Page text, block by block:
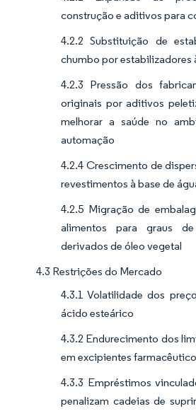
construção e aditivos para
4.2.2 Substituição de
chumbo por estabilizadores
4.2.3 Pressão dos
originais por aditivos
melhorar a saúde no
automação
4.2.4 Crescimento de
revestimentos à base de
4.2.5 Migração de
alimentos para graus
derivados de óleo vegetal
4.3 Restrições do Mercado
4.3.1 Volatilidade dos
ácido esteárico
4.3.2 Endurecimento dos
em excipientes
4.3.3 Empréstimos
penalizam cadeias de